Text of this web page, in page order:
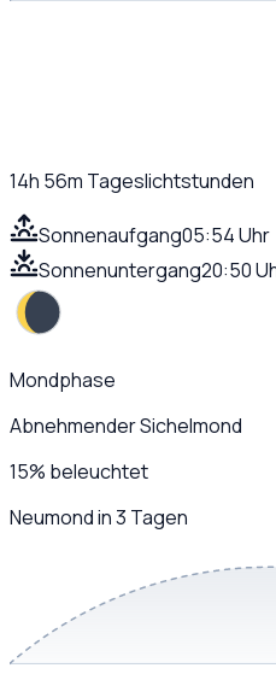
14h 56m Tageslichtstunden
Sonnenaufgang05:54 Uhr
Sonnenuntergang20:50
Mondphase
Abnehmender Sichelmond
15% beleuchtet
Neumond in 3 Tagen